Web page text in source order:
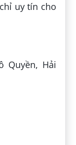
uy tín cho
Quyền, Hải